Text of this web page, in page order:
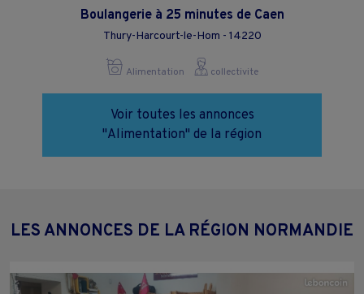
Boulangerie à 25 minutes de Caen
Thury-Harcourt-le-Hom - 14220
Alimentation collectivite
Voir toutes les annonces
"Alimentation" de la région
LES ANNONCES DE LA RÉGION NORMANDIE